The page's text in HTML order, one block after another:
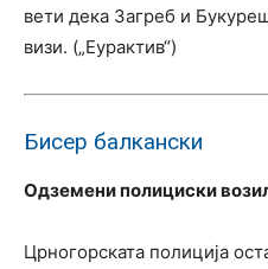
вети дека Загреб и
визи. („Еурактив“)
Бисер балкански
Одземени полициски
Црногорската полиција